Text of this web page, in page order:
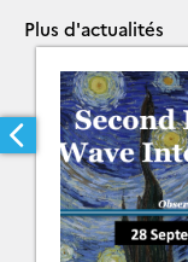
Plus d'actualités